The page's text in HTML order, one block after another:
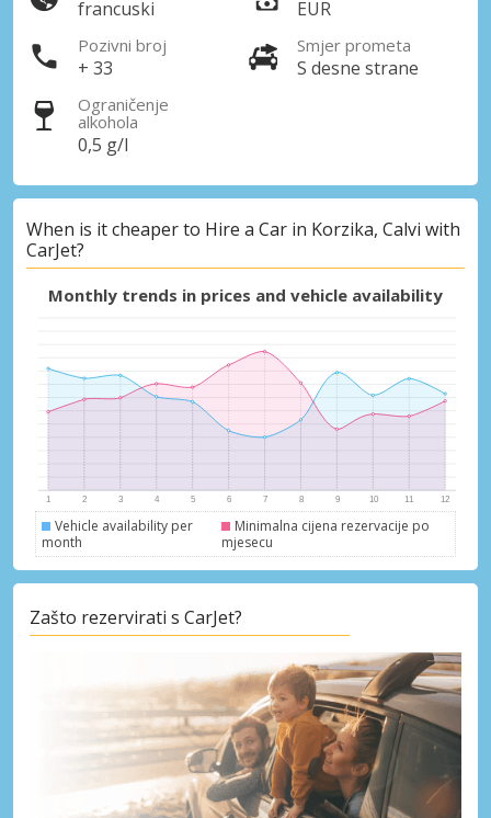
Posebni popusti
Pristupite ekskluzivnim ponudama naših
Prijava putem eLinka
francuski EUR
Pozivni broj
+ 33
Smjer prometa
S desne strane
Ograničenje
alkohola
0,5 g/l
When is it cheaper to Hire a Car in Korzika, Calvi with
CarJet?
Monthly trends in prices and vehicle availability
Vehicle availability per
month
Minimalna cijena rezervacije po
mjesecu
Zašto rezervirati s CarJet?